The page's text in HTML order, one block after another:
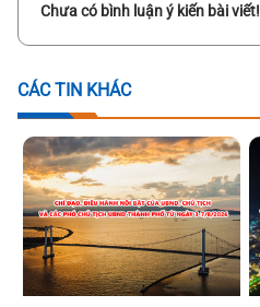
Chưa có bình luận ý kiến bài viết!
CÁC TIN KHÁC